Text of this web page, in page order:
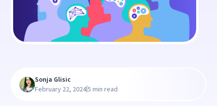
Sonja Glisic
February 22, 2024|5 min read